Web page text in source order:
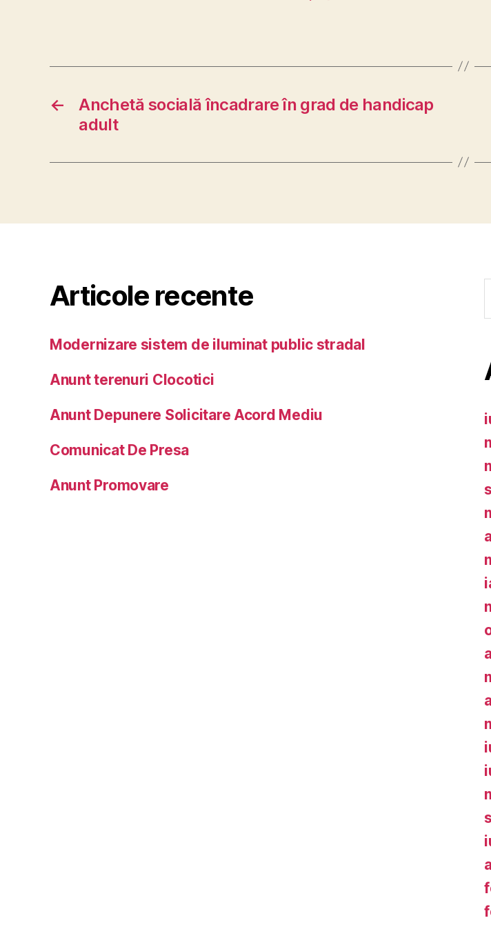
←
Anchetă socială încadrare în grad de handicap
adult
Articole recente
Modernizare sistem de iluminat public stradal
Anunt terenuri Clocotici
Anunt Depunere Solicitare Acord Mediu
Comunicat De Presa
Anunt Promovare